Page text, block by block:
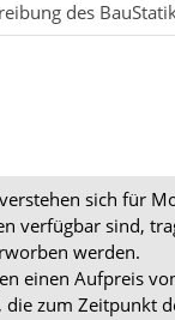
des
sich für
verfügbar sind,
werden.
einen Aufpreis
zum Zeitpunkt